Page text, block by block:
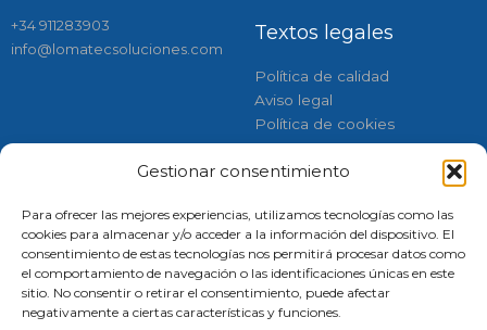
Gestionar consentimiento
Para ofrecer las mejores experiencias, utilizamos tecnologías como las
cookies para almacenar y/o acceder a la información del dispositivo. El
consentimiento de estas tecnologías nos permitirá procesar datos como
el comportamiento de navegación o las identificaciones únicas en este
sitio. No consentir o retirar el consentimiento, puede afectar
negativamente a ciertas características y funciones.
+34 911283903
info@lomatecsoluciones.com
Textos legales
Política de calidad
Aviso legal
Política de cookies
Instagram
Linkedin
Tiktok